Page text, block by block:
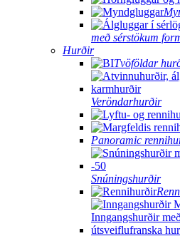
með sérstökum
Hurðir
Tvöföldar
Veröndarhurðir
Panoramic
Snúningshurðir